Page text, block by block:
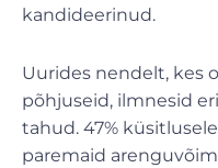
kandideerinud.
Uurides nendelt, kes
põhjuseid, ilmnesid
tahud. 47%
paremaid